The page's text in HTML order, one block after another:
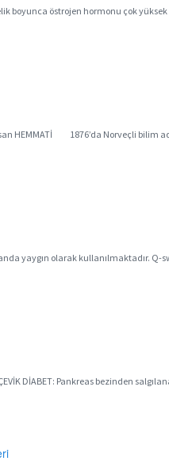
boyunca östrojen hormonu çok
HEMMATİ 1876’da Norveçli bilim
yaygın olarak kullanılmaktadır.
DİABET: Pankreas bezinden